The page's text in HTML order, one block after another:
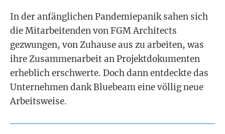
In der anfänglichen Pandemiepanik sahen sich
die Mitarbeitenden von FGM Architects
gezwungen, von Zuhause aus zu arbeiten, was
ihre Zusammenarbeit an Projektdokumenten
erheblich erschwerte. Doch dann entdeckte das
Unternehmen dank Bluebeam eine völlig neue
Arbeitsweise.